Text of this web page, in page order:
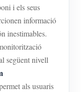
i els seus
informació
inestimables.
següent nivell
als usuaris